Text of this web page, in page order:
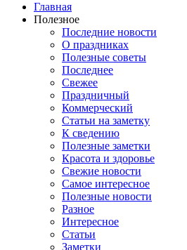
Главная
Полезное
Последние новости
О праздниках
Полезные советы
Последнее
Свежее
Праздничный
Коммерческий
Статьи на заметку
К сведению
Полезные заметки
Красота и здоровье
Свежие новости
Самое интересное
Полезные новости
Разное
Интересное
Статьи
Заметки